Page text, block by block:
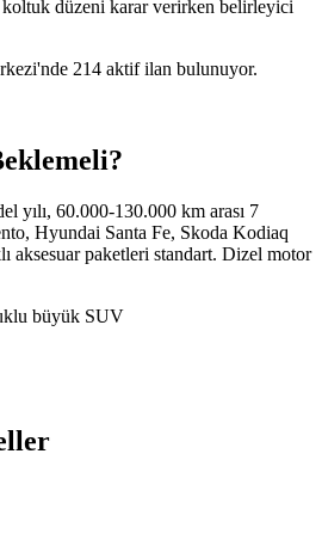
düzeni karar verirken belirleyici
214 aktif ilan bulunuyor.
yılı, 60.000-130.000 km arası 7
Hyundai Santa Fe, Skoda Kodiaq
aksesuar paketleri standart. Dizel motor
büyük SUV